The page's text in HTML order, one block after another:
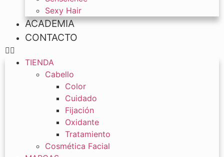
Sexy Hair
ACADEMIA
CONTACTO
TIENDA
Cabello
Color
Cuidado
Fijación
Oxidante
Tratamiento
Cosmética Facial